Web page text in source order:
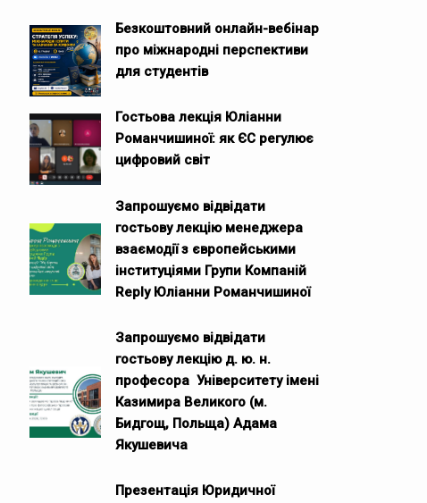
Безкоштовний онлайн-вебінар
про міжнародні перспективи
для студентів
Гостьова лекція Юліанни
Романчишиної: як ЄС регулює
цифровий світ
Запрошуємо відвідати
гостьову лекцію менеджера
взаємодії з європейськими
інституціями Групи Компаній
Reply Юліанни Романчишиної
Запрошуємо відвідати
гостьову лекцію д. ю. н.
професора Університету імені
Казимира Великого (м.
Бидгощ, Польща) Адама
Якушевича
Презентація Юридичної